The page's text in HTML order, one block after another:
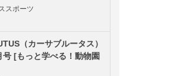
スポーツ
（カーサブルータス）
号 [もっと学べる！動物園